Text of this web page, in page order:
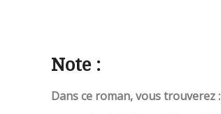
Note :
Dans ce roman, vous trouverez :